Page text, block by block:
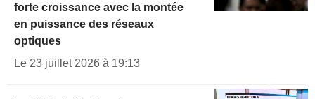
forte croissance avec la montée
en puissance des réseaux
optiques
Le 23 juillet 2026 à 19:13